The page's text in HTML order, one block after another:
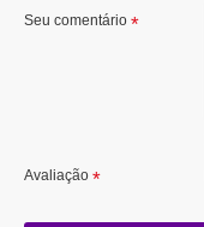
Seu comentário
Avaliação